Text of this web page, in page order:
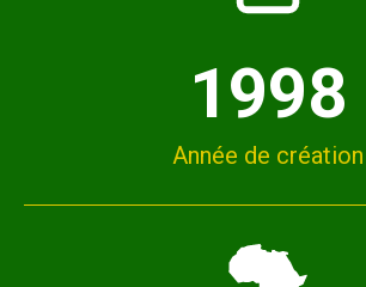
1998
Année de création